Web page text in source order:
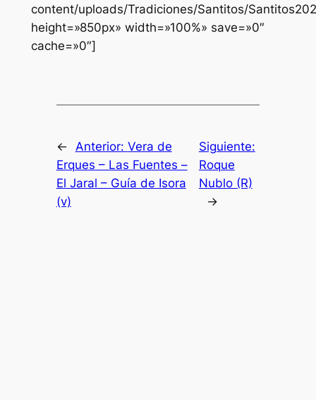
content/uploads/Tradiciones/Santitos/
height=»850px» width=»100%» save=»0″
cache=»0″]
← Anterior: Vera de
Erques – Las Fuentes –
El Jaral – Guía de Isora
(v)
Siguiente:
Roque
Nublo (R)
→